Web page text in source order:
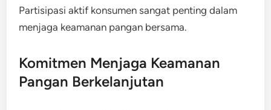
Partisipasi aktif konsumen sangat penting dalam
menjaga keamanan pangan bersama.
Komitmen Menjaga Keamanan
Pangan Berkelanjutan